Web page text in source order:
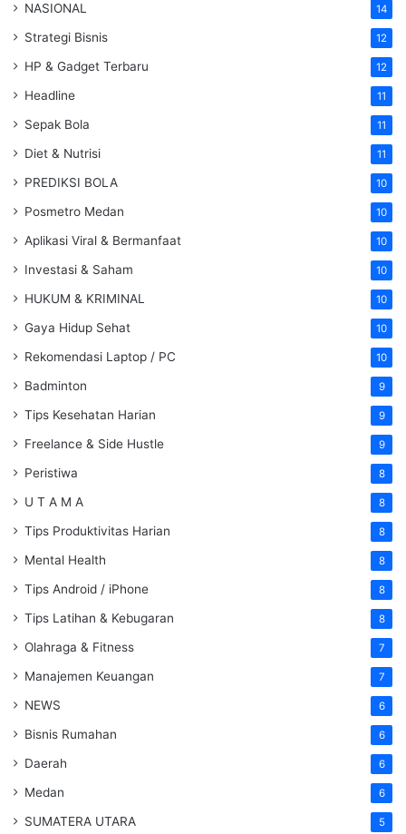
NASIONAL 14
Strategi Bisnis 12
HP & Gadget Terbaru 12
Headline 11
Sepak Bola 11
Diet & Nutrisi 11
PREDIKSI BOLA 10
Posmetro Medan 10
Aplikasi Viral & Bermanfaat 10
Investasi & Saham 10
HUKUM & KRIMINAL 10
Gaya Hidup Sehat 10
Rekomendasi Laptop / PC 10
Badminton 9
Tips Kesehatan Harian 9
Freelance & Side Hustle 9
Peristiwa 8
U T A M A 8
Tips Produktivitas Harian 8
Mental Health 8
Tips Android / iPhone 8
Tips Latihan & Kebugaran 8
Olahraga & Fitness 7
Manajemen Keuangan 7
NEWS 6
Bisnis Rumahan 6
Daerah 6
Medan 6
SUMATERA UTARA 5